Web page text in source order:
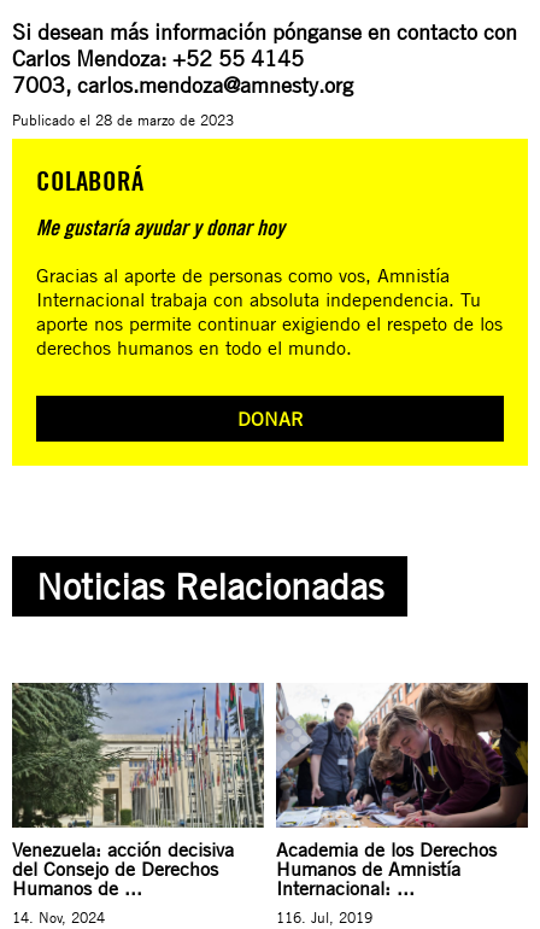
Si desean más información pónganse en contacto con
Carlos Mendoza: +52 55 4145
7003, carlos.mendoza@amnesty.org
Publicado el 28 de marzo de 2023
COLABORÁ
Me gustaría ayudar y donar hoy
Gracias al aporte de personas como vos, Amnistía
Internacional trabaja con absoluta independencia. Tu
aporte nos permite continuar exigiendo el respeto de los
derechos humanos en todo el mundo.
DONAR
Noticias Relacionadas
Venezuela: acción decisiva
del Consejo de Derechos
Humanos de ...
14. Nov, 2024
Academia de los Derechos
Humanos de Amnistía
Internacional: ...
116. Jul, 2019